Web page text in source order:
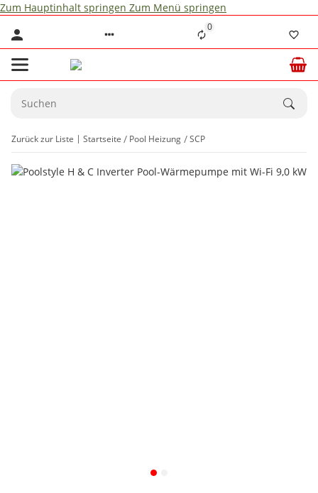
Zum Hauptinhalt springen Zum Menü springen
0
Zurück zur Liste Startseite Pool Heizung SCP